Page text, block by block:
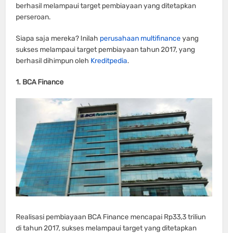
berhasil melampaui target pembiayaan yang ditetapkan
perseroan.
Siapa saja mereka? Inilah perusahaan multifinanceyang
sukses melampaui target pembiayaan tahun 2017, yang
berhasil dihimpun oleh Kreditpedia.
1. BCA Finance
Realisasi pembiayaan BCA Finance mencapai Rp33,3 triliun
di tahun 2017, sukses melampaui target yang ditetapkan